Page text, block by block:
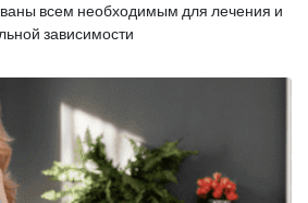
всем необходимым для лечения и
зависимости